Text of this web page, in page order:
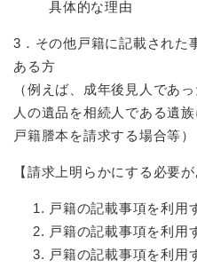
具体的な理由
3．その他戸籍に記載された
ある方
（例えば、成年後見人であ
人の遺品を相続人である遺
戸籍謄本を請求する場合等）
【請求上明らかにする必要が
戸籍の記載事項を利用
戸籍の記載事項を利用
戸籍の記載事項を利用